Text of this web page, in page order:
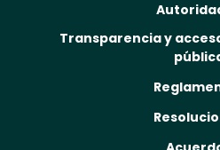
Transparencia y